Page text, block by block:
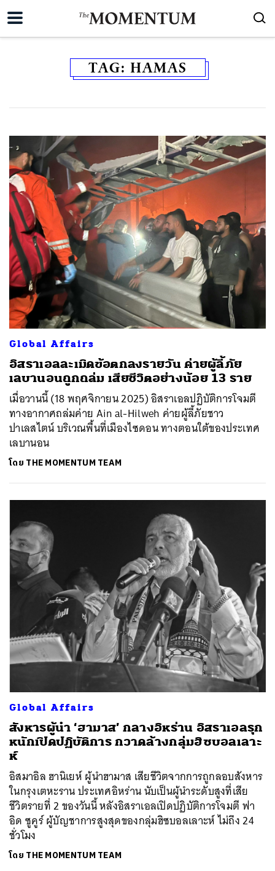
TAG: HAMAS
Global Affairs
อิสราเอลละเมิดข้อตกลงรายวัน ค่ายผู้ลี้ภัย
เลบานอนถูกถล่ม เสียชีวิตอย่างน้อย 13 ราย
เมื่อวานนี้ (18 พฤศจิกายน 2025) อิสราเอลปฏิบัติการโจมตี
ทางอากาศถล่มค่าย Ain al-Hilweh ค่ายผู้ลี้ภัยชาว
ปาเลสไตน์ บริเวณพื้นที่เมืองไซดอน ทางตอนใต้ของประเทศ
เลบานอน
โดย THE MOMENTUM TEAM
Global Affairs
สังหารผู้นำ ‘ฮามาส’ กลางอิหร่าน อิสราเอลรุก
หนักเปิดปฏิบัติการ กวาดล้างกลุ่มฮิซบอลเลาะ
ห์
อิสมาอิล ฮานิเยห์ ผู้นำฮามาส เสียชีวิตจากการถูกลอบสังหาร
ในกรุงเตหะราน ประเทศอิหร่าน นับเป็นผู้นำระดับสูงที่เสีย
ชีวิตรายที่ 2 ของวันนี้ หลังอิสราเอลเปิดปฏิบัติการโจมตี ฟา
อิด ซูคูร์ ผู้บัญชาการสูงสุดของกลุ่มฮิซบอลเลาะห์ ไม่ถึง 24
ชั่วโมง
โดย THE MOMENTUM TEAM